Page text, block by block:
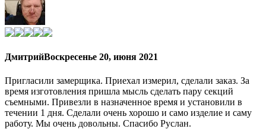
ДмитрийВоскресенье 20, июня 2021
Пригласили замерщика. Приехал измерил, сделали заказ. За
время изготовления пришла мысль сделать пару секций
съемными. Привезли в назначенное время и установили в
течении 1 дня. Сделали очень хорошо и само изделие и саму
работу. Мы очень довольны. Спасибо Руслан.